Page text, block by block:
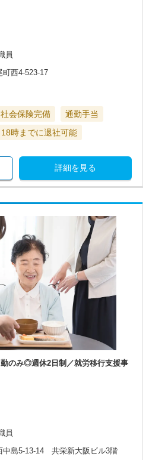
員
西4-523-17
社会保険完備
通勤手当
18時までに退社可能
詳細を見る
勤のみ◎週休2日制／就労移行支援事
員
中島5‐13‐14 共栄新大阪ビル3階